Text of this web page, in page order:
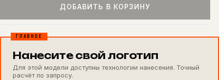
ДОБАВИТЬ В КОРЗИНУ
ГЛАВНОЕ
Нанесите свой логотип
Для этой модели доступны технологии нанесения. Точный
расчёт по запросу.